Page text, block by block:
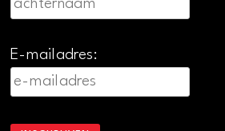
E-mailadres: